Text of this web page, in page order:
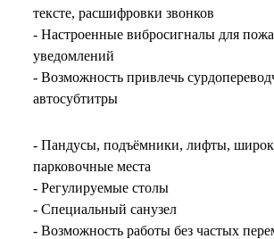
тексте, расшифровки звонков
- Настроенные вибросигналы для
уведомлений
- Возможность привлечь
автосубтитры
- Пандусы, подъёмники, лифты,
парковочные места
- Регулируемые столы
- Специальный санузел
- Возможность работы без частых